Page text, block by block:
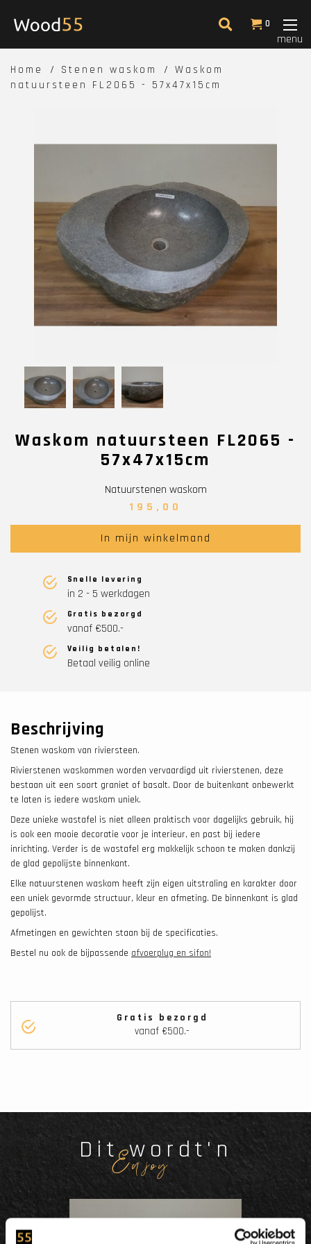
0
menu
Home Stenen waskom
Waskom
natuursteen FL2065 - 57x47x15cm
Waskom natuursteen FL2065 -
57x47x15cm
Natuurstenen waskom
195,00
In mijn winkelmand
Snelle levering
in 2 - 5 werkdagen
Gratis bezorgd
vanaf €500.-
Veilig betalen!
Betaal veilig online
Beschrijving
Stenen waskom van riviersteen.
Rivierstenen waskommen worden vervaardigd uit rivierstenen, deze
bestaan uit een soort graniet of basalt. Door de buitenkant onbewerkt
te laten is iedere waskom uniek.
Deze unieke wastafel is niet alleen praktisch voor dagelijks gebruik, hij
is ook een mooie decoratie voor je interieur, en past bij iedere
inrichting. Verder is de wastafel erg makkelijk schoon te maken dankzij
de glad gepolijste binnenkant.
Elke natuurstenen waskom heeft zijn eigen uitstraling en karakter door
een uniek gevormde structuur, kleur en afmeting. De binnenkant is glad
gepolijst.
Afmetingen en gewichten staan bij de specificaties.
Bestel nu ook de bijpassende afvoerplug en sifon!
Gratis bezorgd
vanaf €500.-
Dit wordt'n
Enjoy